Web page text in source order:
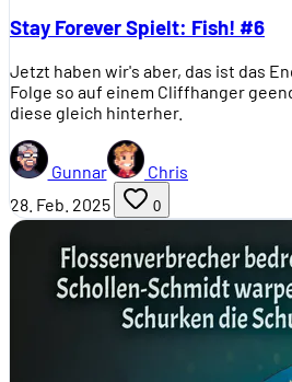
Stay Forever Spielt: Fish! #6
Jetzt haben wir's aber, das ist das
Folge so auf einem Cliffhanger
diese gleich hinterher.
Gunnar
Chris
28. Feb. 2025
0